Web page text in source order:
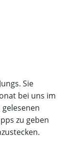
Sie
bei uns im
zu geben